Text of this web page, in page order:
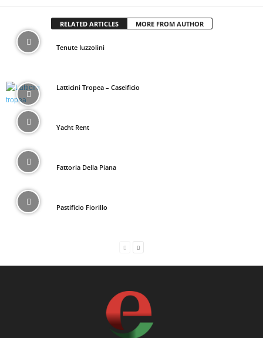
RELATED ARTICLES MORE FROM AUTHOR
Tenute Iuzzolini
Latticini Tropea – Caseificio
Yacht Rent
Fattoria Della Piana
Pastificio Fiorillo